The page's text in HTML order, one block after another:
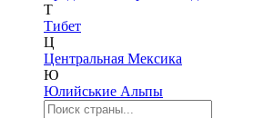
Т
Тибет
Ц
Центральная Мексика
Ю
Юлийськие Альпы